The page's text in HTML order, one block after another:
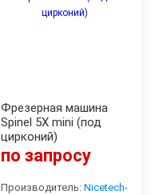
Фрезерная машина
Spinel 5X mini (под
цирконий)
по запросу
Производитель: Nicetech-